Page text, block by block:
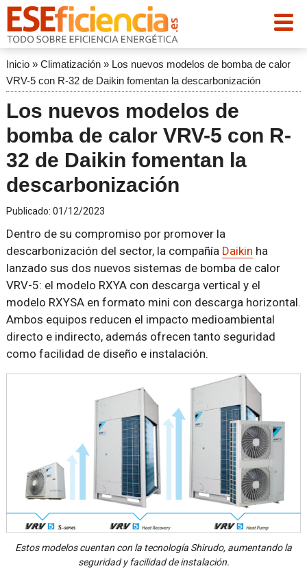
Inicio» Climatización» Los nuevos modelos de bomba de calor
VRV-5 con R-32 de Daikin fomentan la descarbonización
Los nuevos modelos de
bomba de calor VRV-5 con R-
32 de Daikin fomentan la
descarbonización
Publicado: 01/12/2023
Dentro de su compromiso por promover la
descarbonización del sector, la compañía Daikin ha
lanzado sus dos nuevos sistemas de bomba de calor
VRV-5: el modelo RXYA con descarga vertical y el
modelo RXYSA en formato mini con descarga horizontal.
Ambos equipos reducen el impacto medioambiental
directo e indirecto, además ofrecen tanto seguridad
como facilidad de diseño e instalación.
Estos modelos cuentan con la tecnología Shirudo, aumentando la
seguridad y facilidad de instalación.